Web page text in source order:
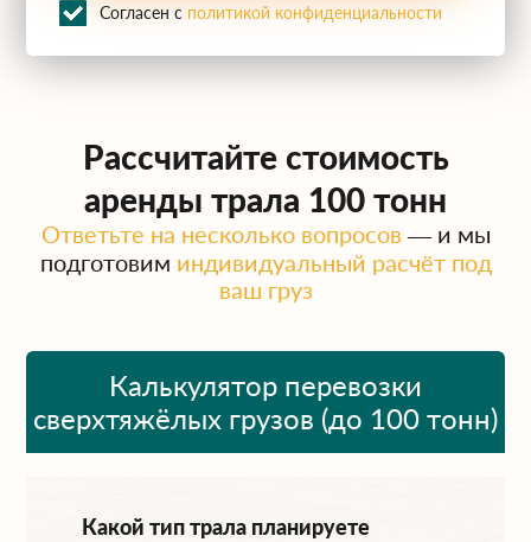
Согласен с политикой конфиденциальности
Рассчитайте стоимость
аренды трала 100 тонн
Ответьте на несколько вопросов — и мы
подготовим индивидуальный расчёт под
ваш груз
Калькулятор перевозки
сверхтяжёлых грузов (до 100 тонн)
Какой тип трала планируете